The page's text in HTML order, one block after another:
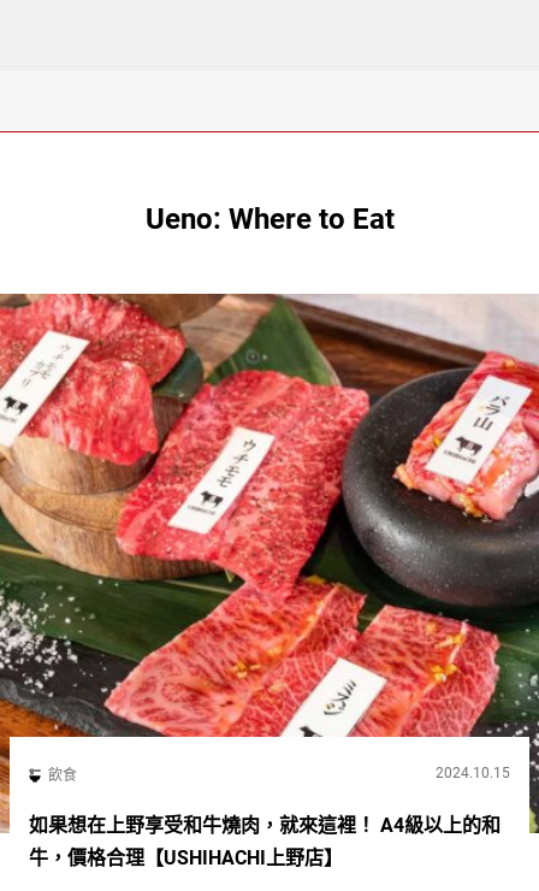
Ueno: Where to Eat
飲食 2024.10.15
如果想在上野享受和牛燒肉，就來這裡！ A4級以上的和
牛，價格合理【USHIHACHI上野店】